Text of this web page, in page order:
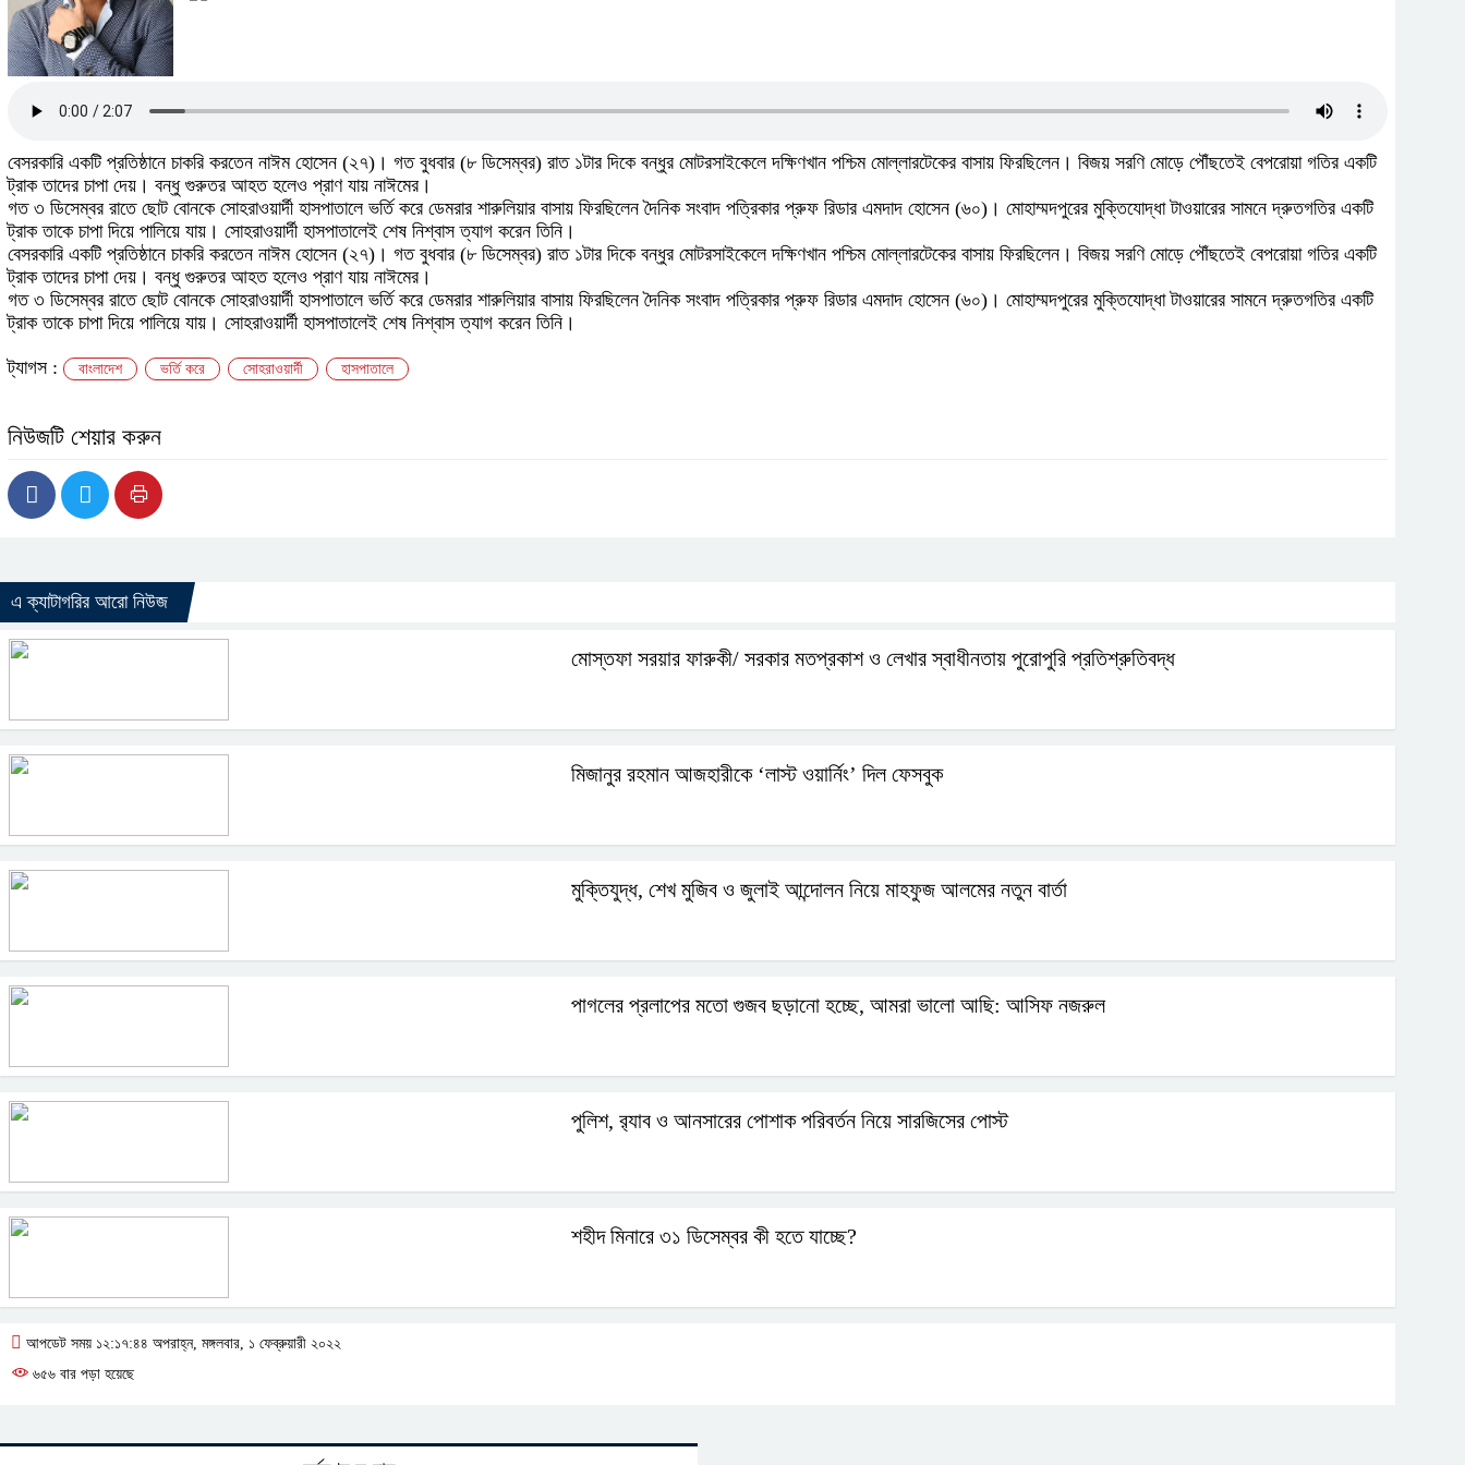
বেসরকারি একটি প্রতিষ্ঠানে চাকরি করতেন নাঈম হোসেন (২৭)। গত বুধবার (৮ ডিসেম্বর) রাত ১টার দিকে বন্ধুর মোটরসাইকেলে দক্ষিণখান পশ্চিম মোল্লারটেকের বাসায় ফিরছিলেন। বিজয় সরণি মোড়ে পৌঁছতেই বেপরোয়া গতির একটি
ট্রাক তাদের চাপা দেয়। বন্ধু গুরুতর আহত হলেও প্রাণ যায় নাঈমের।
গত ৩ ডিসেম্বর রাতে ছোট বোনকে সোহরাওয়ার্দী হাসপাতালে ভর্তি করে ডেমরার শারুলিয়ার বাসায় ফিরছিলেন দৈনিক সংবাদ পত্রিকার প্রুফ রিডার এমদাদ হোসেন (৬০)। মোহাম্মদপুরের মুক্তিযোদ্ধা টাওয়ারের সামনে দ্রুতগতির একটি
ট্রাক তাকে চাপা দিয়ে পালিয়ে যায়। সোহরাওয়ার্দী হাসপাতালেই শেষ নিশ্বাস ত্যাগ করেন তিনি।
বেসরকারি একটি প্রতিষ্ঠানে চাকরি করতেন নাঈম হোসেন (২৭)। গত বুধবার (৮ ডিসেম্বর) রাত ১টার দিকে বন্ধুর মোটরসাইকেলে দক্ষিণখান পশ্চিম মোল্লারটেকের বাসায় ফিরছিলেন। বিজয় সরণি মোড়ে পৌঁছতেই বেপরোয়া গতির একটি
ট্রাক তাদের চাপা দেয়। বন্ধু গুরুতর আহত হলেও প্রাণ যায় নাঈমের।
গত ৩ ডিসেম্বর রাতে ছোট বোনকে সোহরাওয়ার্দী হাসপাতালে ভর্তি করে ডেমরার শারুলিয়ার বাসায় ফিরছিলেন দৈনিক সংবাদ পত্রিকার প্রুফ রিডার এমদাদ হোসেন (৬০)। মোহাম্মদপুরের মুক্তিযোদ্ধা টাওয়ারের সামনে দ্রুতগতির একটি
ট্রাক তাকে চাপা দিয়ে পালিয়ে যায়। সোহরাওয়ার্দী হাসপাতালেই শেষ নিশ্বাস ত্যাগ করেন তিনি।
ট্যাগস : বাংলাদেশ ভর্তি করে সোহরাওয়ার্দী হাসপাতালে
নিউজটি শেয়ার করুন
এ ক্যাটাগরির আরো নিউজ
মোস্তফা সরয়ার ফারুকী/ সরকার মতপ্রকাশ ও লেখার স্বাধীনতায় পুরোপুরি প্রতিশ্রুতিবদ্ধ
মিজানুর রহমান আজহারীকে ‘লাস্ট ওয়ার্নিং’ দিল ফেসবুক
মুক্তিযুদ্ধ, শেখ মুজিব ও জুলাই আন্দোলন নিয়ে মাহফুজ আলমের নতুন বার্তা
পাগলের প্রলাপের মতো গুজব ছড়ানো হচ্ছে, আমরা ভালো আছি: আসিফ নজরুল
পুলিশ, র‍্যাব ও আনসারের পোশাক পরিবর্তন নিয়ে সারজিসের পোস্ট
শহীদ মিনারে ৩১ ডিসেম্বর কী হতে যাচ্ছে?
আপডেট সময় ১২:১৭:৪৪ অপরাহ্ন, মঙ্গলবার, ১ ফেব্রুয়ারী ২০২২
৬৫৬ বার পড়া হয়েছে